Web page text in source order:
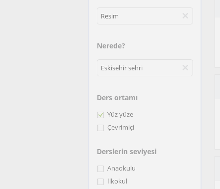
Nerede?
Ders ortamı
Yüz yüze
Çevrimiçi
Derslerin seviyesi
Anaokulu
İlkokul